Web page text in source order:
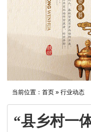
当前位置： 首页 » 行业动态
“县乡村一